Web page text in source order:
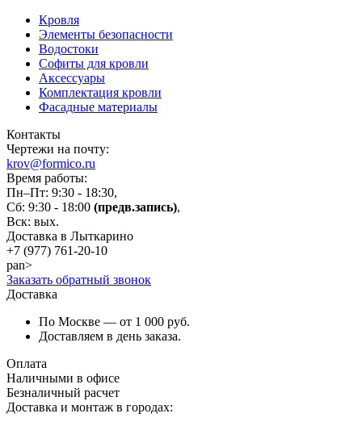
Кровля
Элементы безопасности
Водостоки
Софиты для кровли
Аксессуары
Комплектация кровли
Фасадные материалы
Контакты
Чертежи на почту:
krov@formico.ru
Время работы:
Пн–Пт: 9:30 - 18:30,
Сб: 9:30 - 18:00 (предв.запись),
Вск: вых.
Доставка в Лыткарино
+7 (977) 761-20-10
pan>
Заказать обратный звонок
Доставка
По Москве — от 1 000 руб.
Доставляем в день заказа.
Оплата
Наличными в офисе
Безналичный расчет
Доставка и монтаж в городах: